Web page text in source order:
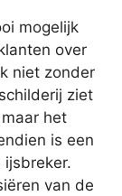
mogelijk
over
niet zonder
ziet
het
is een
van de